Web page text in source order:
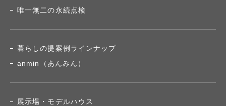
唯一無二の永続点検
暮らしの提案例ラインナップ
anmin（あんみん）
展示場・モデルハウス